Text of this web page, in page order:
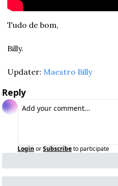
Tudo de bom,
Billy.
Updater: Maestro Billy
Reply
Login orSubscribeto participate